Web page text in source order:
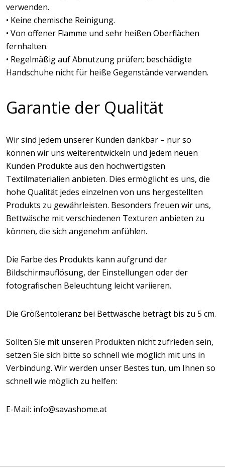
verwenden.
• Keine chemische Reinigung.
• Von offener Flamme und sehr heißen Oberflächen
fernhalten.
• Regelmäßig auf Abnutzung prüfen; beschädigte
Handschuhe nicht für heiße Gegenstände verwenden.
Garantie der Qualität
Wir sind jedem unserer Kunden dankbar – nur so
können wir uns weiterentwickeln und jedem neuen
Kunden Produkte aus den hochwertigsten
Textilmaterialien anbieten. Dies ermöglicht es uns, die
hohe Qualität jedes einzelnen von uns hergestellten
Produkts zu gewährleisten. Besonders freuen wir uns,
Bettwäsche mit verschiedenen Texturen anbieten zu
können, die sich angenehm anfühlen.
Die Farbe des Produkts kann aufgrund der
Bildschirmauflösung, der Einstellungen oder der
fotografischen Beleuchtung leicht variieren.
Die Größentoleranz bei Bettwäsche beträgt bis zu 5 cm.
Sollten Sie mit unseren Produkten nicht zufrieden sein,
setzen Sie sich bitte so schnell wie möglich mit uns in
Verbindung. Wir werden unser Bestes tun, um Ihnen so
schnell wie möglich zu helfen:
E-Mail: info@savashome.at